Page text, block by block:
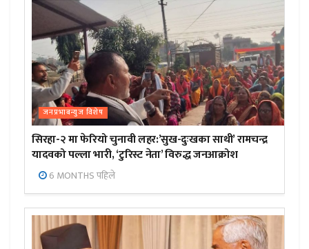
जनप्रभाबन्युज विशेष
सिरहा-२ मा फेरियो चुनावी लहर:’सुख-दुःखका साथी’ रामचन्द्र
यादवको पल्ला भारी, ‘टुरिस्ट नेता’ विरुद्ध जनआक्रोश
6 MONTHS पहिले